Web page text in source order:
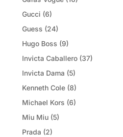
Gucci (6)
Guess (24)
Hugo Boss (9)
Invicta Caballero (37)
Invicta Dama (5)
Kenneth Cole (8)
Michael Kors (6)
Miu Miu (5)
Prada (2)